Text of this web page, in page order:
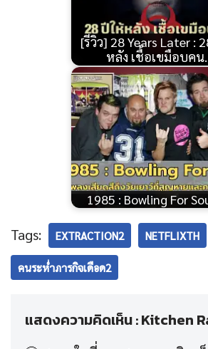
[รีวิว] 28 Years Later :
หลัง เชื้อเขมือบคน
1985 : Bowling For
Tags: EXTRACTION2 NETFLIXTH
คนระห่ำภารกิจเดือด2
แสดงความคิดเห็น : Kitchen